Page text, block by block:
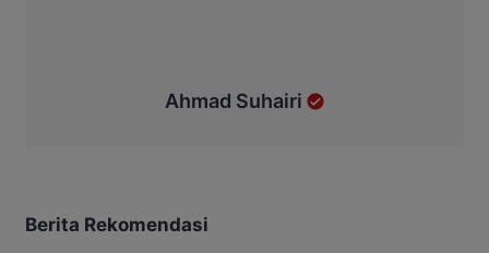
Ahmad Suhairi
Berita Rekomendasi